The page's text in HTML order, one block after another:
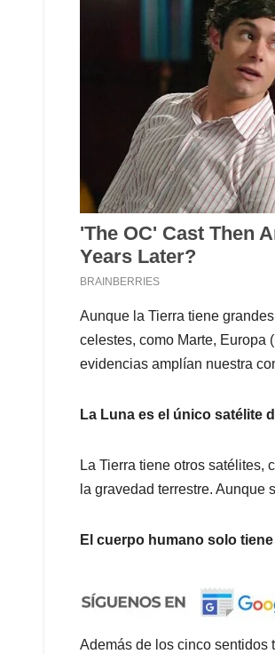
Aunque la Tierra tiene
celestes, como Marte, Europa
evidencias amplían nuestra
La Luna es el único satélite
La Tierra tiene otros satélites,
la gravedad terrestre. Aunque
El cuerpo humano solo
Además de los cinco sentidos